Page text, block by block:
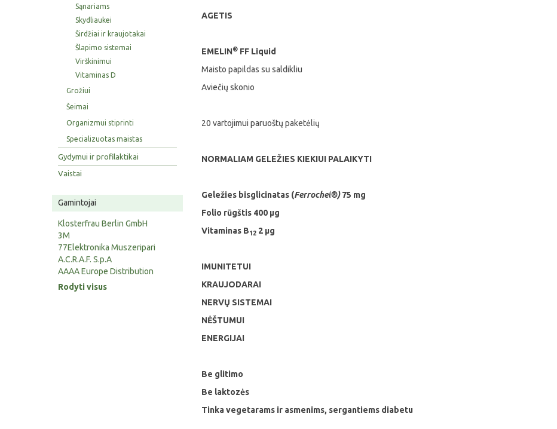
Sąnariams
Skydliaukei
Širdžiai ir kraujotakai
Šlapimo sistemai
Virškinimui
Vitaminas D
Grožiui
Šeimai
Organizmui stiprinti
Specializuotas maistas
Gydymui ir profilaktikai
Vaistai
Gamintojai
Klosterfrau Berlin GmbH
3M
77Elektronika Muszeripari
A.C.R.A.F. S.p.A
AAAA Europe Distribution
Rodyti visus
AGETIS
EMELIN® FF Liquid
Maisto papildas su saldikliu
Aviečių skonio
20 vartojimui paruoštų paketėlių
NORMALIAM GELEŽIES KIEKIUI PALAIKYTI
Geležies bisglicinatas (Ferrochel®)75 mg
Folio rūgštis 400 µg
Vitaminas B12 2 µg
IMUNITETUI
KRAUJODARAI
NERVŲ SISTEMAI
NĖŠTUMUI
ENERGIJAI
Be glitimo
Be laktozės
Tinka vegetarams ir asmenims, sergantiems diabetu